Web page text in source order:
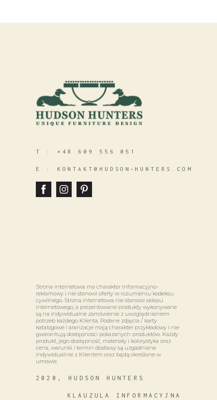
T : +48 609 556 051
E : KONTAKT@HUDSON‑HUNTERS.COM
Strona internetowa ma charakter informacyjno-
reklamowy i nie stanowi oferty w rozumieniu kodeksu
cywilnego. Strona internetowa nie stanowi sklepu
internetowego, a prezentowane produkty wykonywane
są na indywidualne zamówienie z uwzględnieniem
potrzeb każdego Klienta. Podane zdjęcia / karty
katalogowe i aranżacje mają charakter przykładowy i nie
gwarantują dostępności pokazanych produktów. Każdy
produkt, jego dostępność, materiały i kolorystyka oraz
cena, warunki i termin dostawy są uzgadniane
indywidualnie z Klientem oraz będą określone w
umowie.
2020, HUDSON HUNTERS
KLAUZULA INFORMACYJNA